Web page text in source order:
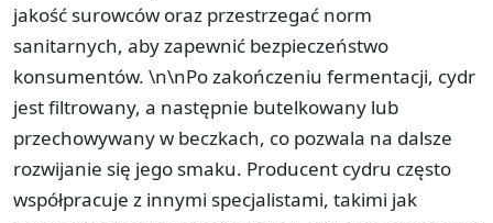
jakość surowców oraz przestrzegać norm
sanitarnych, aby zapewnić bezpieczeństwo
konsumentów. \n\nPo zakończeniu fermentacji, cydr
jest filtrowany, a następnie butelkowany lub
przechowywany w beczkach, co pozwala na dalsze
rozwijanie się jego smaku. Producent cydru często
współpracuje z innymi specjalistami, takimi jak